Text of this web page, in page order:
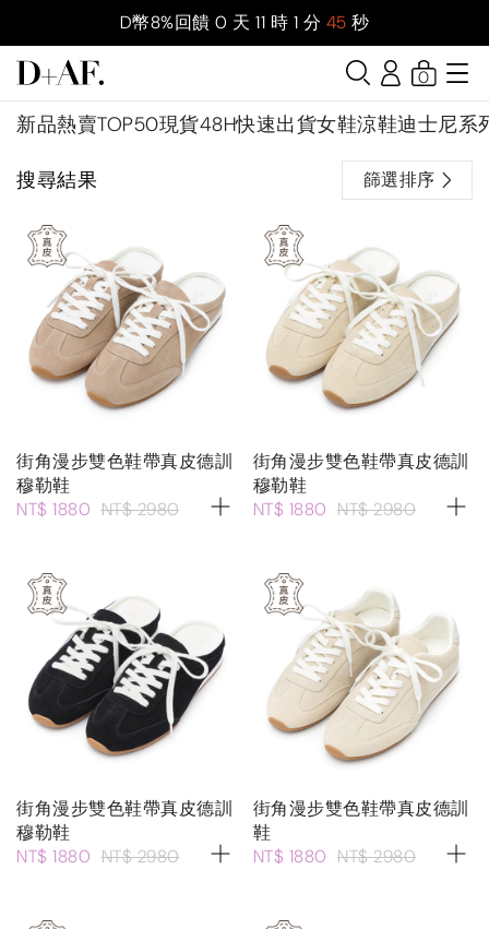
D幣8%回饋 0 天 11 時 1 分 44 秒
新品熱賣TOP50現貨48H快速出貨女鞋涼鞋迪士尼系
0
搜尋結果 篩選排序
街角漫步雙色鞋帶真皮德訓
穆勒鞋
NT$ 1880 NT$ 2980
街角漫步雙色鞋帶真皮德訓
穆勒鞋
NT$ 1880 NT$ 2980
街角漫步雙色鞋帶真皮德訓
穆勒鞋
NT$ 1880 NT$ 2980
街角漫步雙色鞋帶真皮德訓
鞋
NT$ 1880 NT$ 2980